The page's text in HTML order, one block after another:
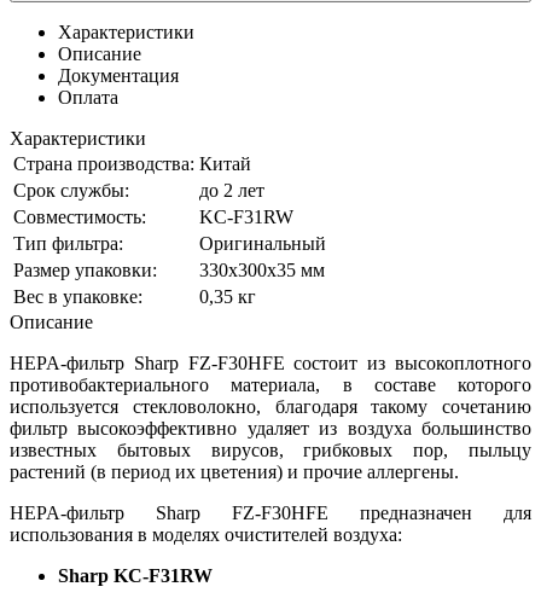
Характеристики
Описание
Документация
Оплата
Характеристики
Страна производства: Китай
Срок службы:
до 2 лет
Совместимость:
KC-F31RW
Тип фильтра:
Оригинальный
Размер упаковки:
330х300х35 мм
Вес в упаковке:
0,35 кг
Описание
HEPA-фильтр Sharp FZ-F30HFE состоит из высокоплотного
противобактериального материала, в составе которого
используется стекловолокно, благодаря такому сочетанию
фильтр высокоэффективно удаляет из воздуха большинство
известных бытовых вирусов, грибковых пор, пыльцу
растений (в период их цветения) и прочие аллергены.
HEPA-фильтр Sharp FZ-F30HFE предназначен для
использования в моделях очистителей воздуха:
Sharp KC-F31RW